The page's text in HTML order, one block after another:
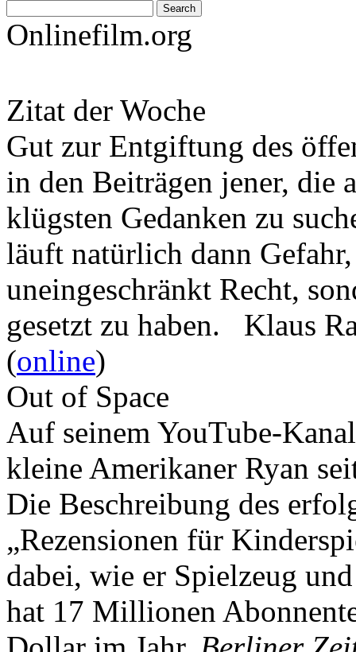
Onlinefilm.org
Zitat der Woche
Gut zur Entgiftung des
in den Beiträgen jener, die
klügsten Gedanken zu
läuft natürlich dann
uneingeschränkt Recht,
gesetzt zu haben. Klaus
(online)
Out of Space
Auf seinem YouTube-
kleine Amerikaner Ryan
Die Beschreibung des
„Rezensionen für
dabei, wie er Spielzeug
hat 17 Millionen